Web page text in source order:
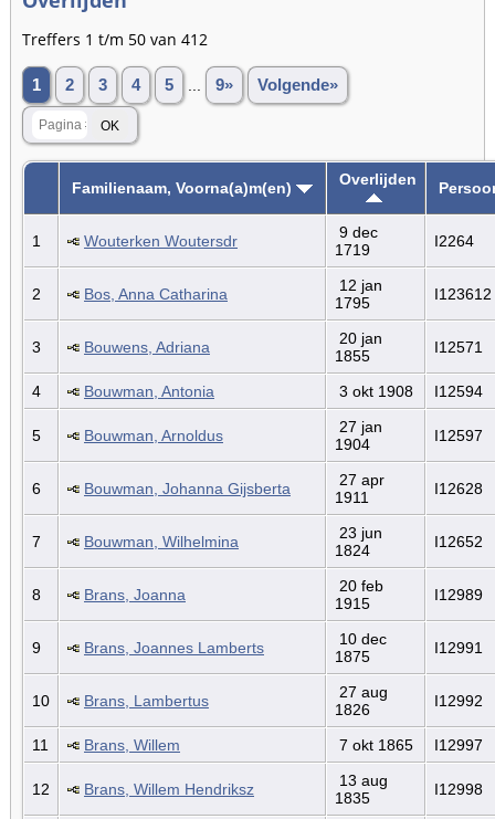
Treffers 1 t/m 50 van 412
1 2 3 4 5 9» Volgende»
Familienaam, Voorna(a)m(en) Overlijden
1 Wouterken Woutersdr
9 dec
1719
I2264
2 Bos, Anna Catharina
12 jan
1795
I123612
3 Bouwens, Adriana
20 jan
1855
I12571
4 Bouwman, Antonia 3 okt 1908 I12594
5 Bouwman, Arnoldus
27 jan
1904
I12597
6 Bouwman, Johanna Gijsberta
27 apr
1911
I12628
7 Bouwman, Wilhelmina
23 jun
1824
I12652
8 Brans, Joanna
20 feb
1915
I12989
9 Brans, Joannes Lamberts
10 dec
1875
I12991
10 Brans, Lambertus
27 aug
1826
I12992
11 Brans, Willem 7 okt 1865 I12997
12 Brans, Willem Hendriksz
13 aug
1835
I12998